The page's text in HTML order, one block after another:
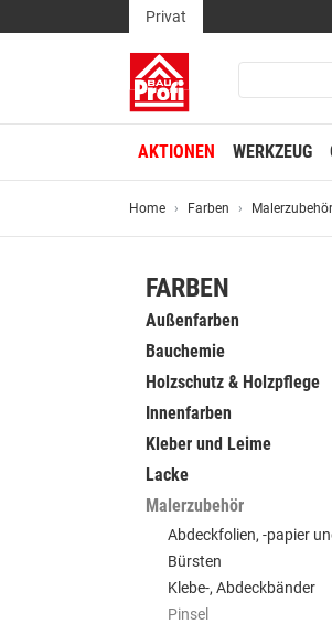
Privat
AKTIONEN WERKZEUG
Home Farben Malerzubehör
FARBEN
Außenfarben
Bauchemie
Holzschutz & Holzpflege
Innenfarben
Kleber und Leime
Lacke
Malerzubehör
Abdeckfolien, -papier
Bürsten
Klebe-, Abdeckbänder
Pinsel